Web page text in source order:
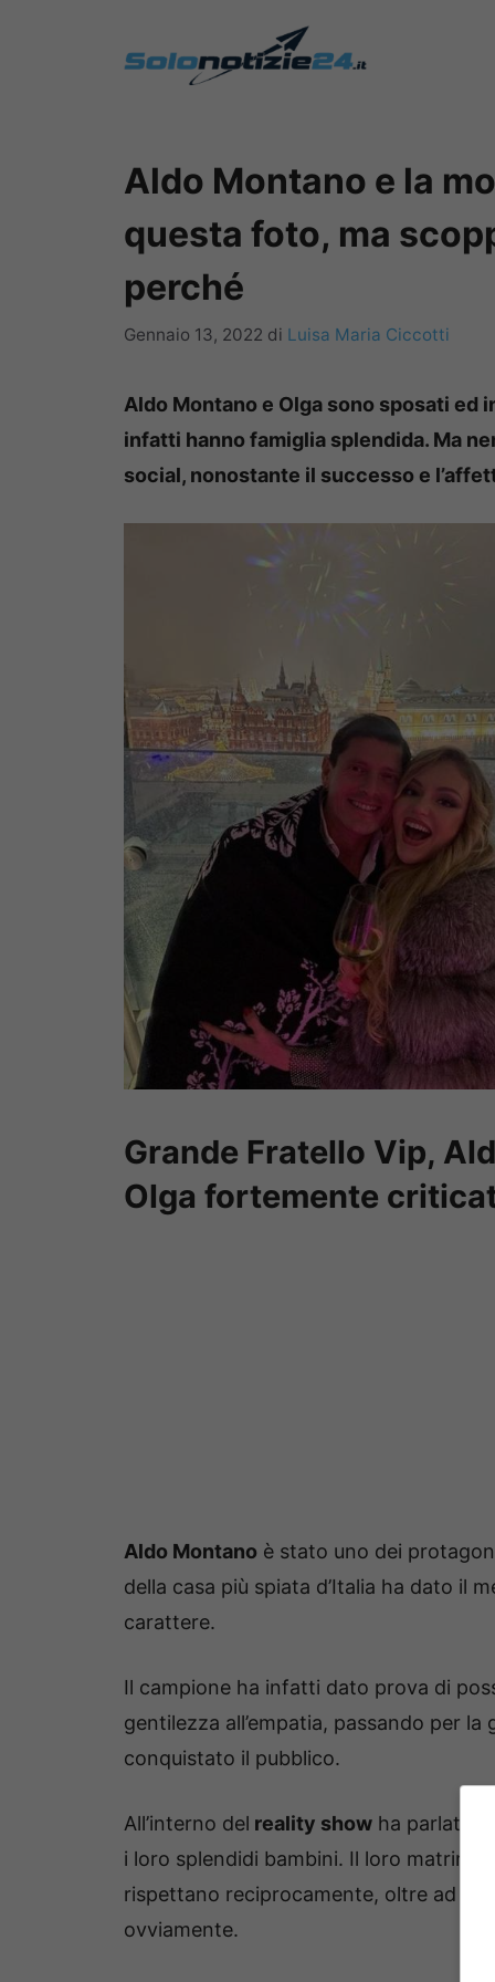
Aldo Montano e la
questa foto, ma
perché
Gennaio 13, 2022 di Luisa Maria Ciccotti
Aldo Montano e Olga sono sposati
infatti hanno famiglia splendida. Ma
social, nonostante il successo e
Grande Fratello Vip,
Olga fortemente
Aldo Montano è stato uno dei
della casa più spiata d’Italia ha dato il
carattere.
Il campione ha infatti dato prova di
gentilezza all’empatia, passando per
conquistato il pubblico.
All’interno del reality show ha parlato
i loro splendidi bambini. Il loro
rispettano reciprocamente, oltre ad
ovviamente.